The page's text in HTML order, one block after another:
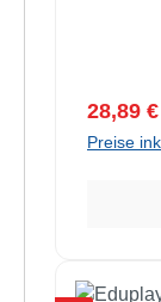
28,89 €
Preise